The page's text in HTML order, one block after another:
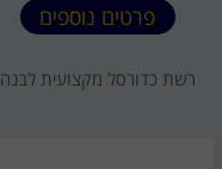
פרטים נוספים
רשת כדורסל מקצועית לבנה